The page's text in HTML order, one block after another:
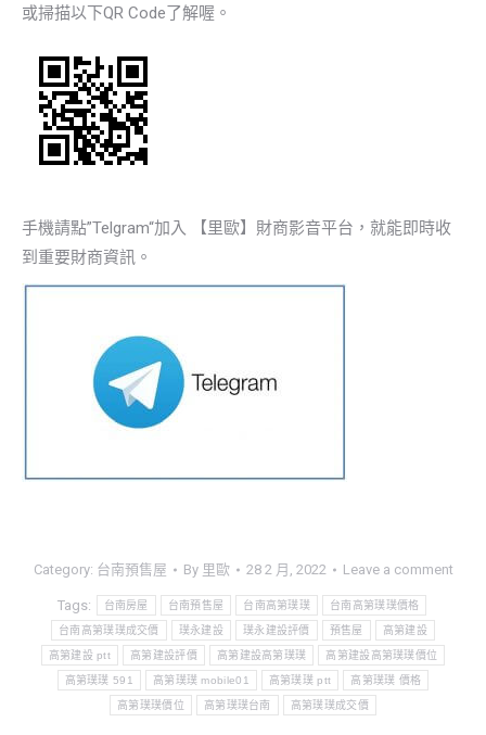
或掃描以下QR Code了解喔。
手機請點”Telgram“加入 【里歐】財商影音平台，就能即時收
到重要財商資訊。
Category: 台南預售屋 By 里歐 28 2 月, 2022 Leave a comment
Tags: 台南房屋 台南預售屋 台南高第璞璞 台南高第璞璞價格
台南高第璞璞成交價 璞永建設 璞永建設評價 預售屋 高第建設
高第建設 ptt 高第建設評價 高第建設高第璞璞 高第建設高第璞璞價位
高第璞璞 591 高第璞璞 mobile01 高第璞璞 ptt 高第璞璞 價格
高第璞璞價位 高第璞璞台南 高第璞璞成交價